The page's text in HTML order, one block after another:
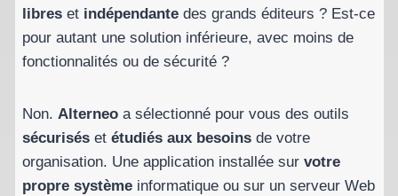
libreset indépendantedes grands éditeurs ? Est-ce
pour autant une solution inférieure, avec moins de
fonctionnalités ou de sécurité ?
Non. Alterneoa sélectionné pour vous des outils
sécuriséset étudiés aux besoinsde votre
organisation. Une application installée sur votre
propre systèmeinformatique ou sur un serveur Web